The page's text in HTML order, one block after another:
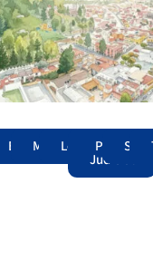
EdomexMunicipiosLegislatura
Poder
Judicial